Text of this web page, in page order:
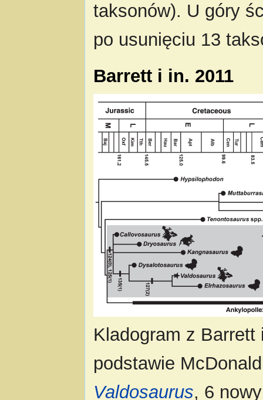
taksonów). U góry
po usunięciu 13
Barrett i in. 2011
Kladogram z
podstawie
Valdosaurus, 6